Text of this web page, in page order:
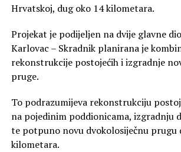
Hrvatskoj, dug oko 14 kilometara.
Projekat je podijeljen na dvije glavne
Karlovac – Skradnik planirana je
rekonstrukcije postojećih i izgradnje
pruge.
To podrazumijeva rekonstrukciju
na pojedinim poddionicama, izgradnju
te potpuno novu dvokolosiječnu prugu
kilometara.